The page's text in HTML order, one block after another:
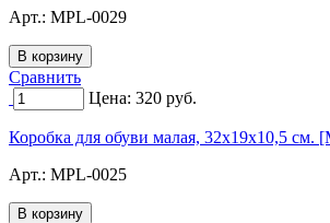
Арт.: MPL-0029
Сравнить
Цена: 320 руб.
Коробка для обуви малая, 32х19х10,5 см.
Арт.: MPL-0025